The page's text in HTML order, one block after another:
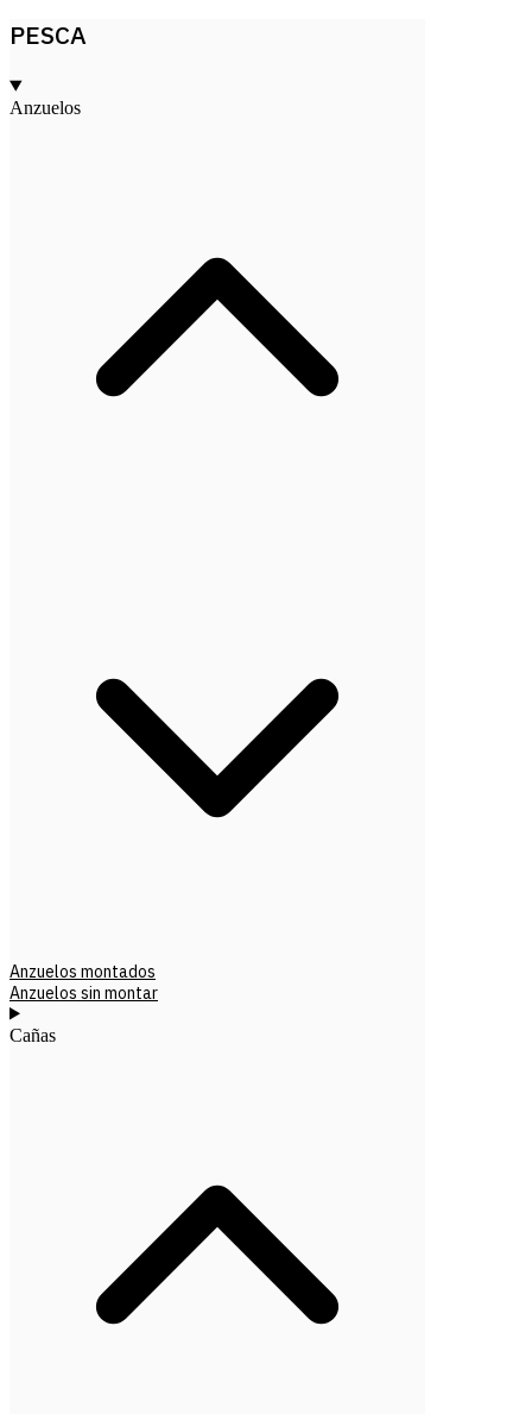
PESCA
Anzuelos
Anzuelos montados
Anzuelos sin montar
Cañas